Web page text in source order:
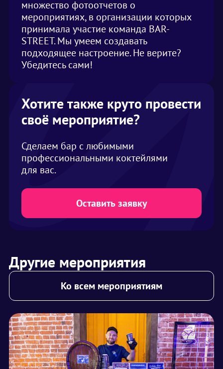
множество фотоотчетов о
мероприятиях, в организации которых
принимала участие команда BAR-
STREET. Мы умеем создавать
подходящее настроение. Не верите?
Убедитесь сами!
Хотите также круто провести
своё мероприятие?
Сделаем бар с любимыми
профессиональными коктейлями
для вас.
Оставить заявку
Другие мероприятия
Ко всем мероприятиям